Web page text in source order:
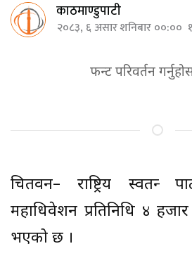
काठमाण्डुपाटी
२०८३, ६ असार शनिबार
फन्ट परिवर्तन
चितवन– राष्ट्रिय स्वतन्त्र
महाधिवेशन प्रतिनिधि ४
भएको छ ।